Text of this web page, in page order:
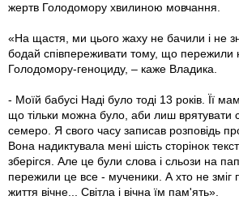
жертв Голодомору хвилиною мовчання.
«На щастя, ми цього жаху не бачили і не
бодай співпереживати тому, що пережили
Голодомору-геноциду, – каже Владика.
- Моїй бабусі Наді було тоді 13 років. Її
що тільки можна було, аби лиш врятувати
семеро. Я свого часу записав розповідь
Вона надиктувала мені шість сторінок
зберігся. Але це були слова і сльози на
пережили це все - мученики. А хто не зміг
життя вічне... Світла і вічна їм пам'ять».